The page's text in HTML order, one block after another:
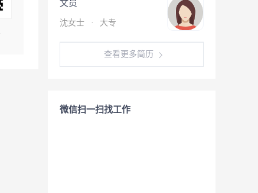
文员
沈女士 · 大专
查看更多简历
微信扫一扫找工作